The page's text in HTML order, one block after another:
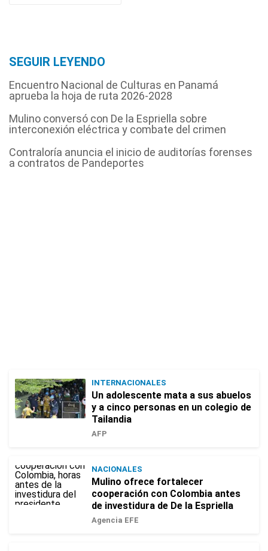
SEGUIR LEYENDO
Encuentro Nacional de Culturas en Panamá
aprueba la hoja de ruta 2026-2028
Mulino conversó con De la Espriella sobre
interconexión eléctrica y combate del crimen
Contraloría anuncia el inicio de auditorías forenses
a contratos de Pandeportes
INTERNACIONALES
Un adolescente mata a sus abuelos
y a cinco personas en un colegio de
Tailandia
AFP
NACIONALES
Mulino ofrece fortalecer
cooperación con Colombia antes
de investidura de De la Espriella
Agencia EFE